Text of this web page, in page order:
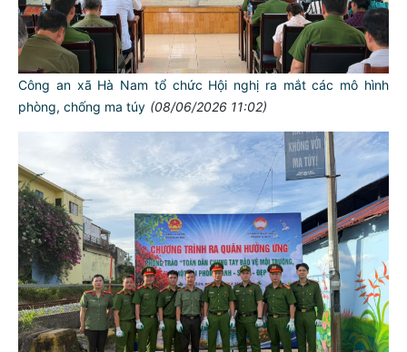
Công an xã Hà Nam tổ chức Hội nghị ra mắt các mô hình
phòng, chống ma túy (08/06/2026 11:02)